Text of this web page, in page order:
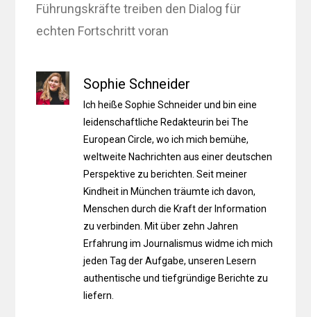
Führungskräfte treiben den Dialog für
echten Fortschritt voran
Sophie Schneider
Ich heiße Sophie Schneider und bin eine
leidenschaftliche Redakteurin bei The
European Circle, wo ich mich bemühe,
weltweite Nachrichten aus einer deutschen
Perspektive zu berichten. Seit meiner
Kindheit in München träumte ich davon,
Menschen durch die Kraft der Information
zu verbinden. Mit über zehn Jahren
Erfahrung im Journalismus widme ich mich
jeden Tag der Aufgabe, unseren Lesern
authentische und tiefgründige Berichte zu
liefern.